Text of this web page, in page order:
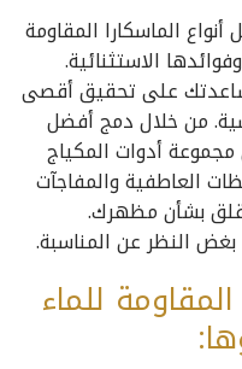
الماسكارا المقاومة
الاستثنائية.
على تحقيق أقصى
من خلال دمج أفضل
مجموعة أدوات المكياج
العاطفية والمفاجآت
بشأن مظهرك.
النظر عن المناسبة.
للماء